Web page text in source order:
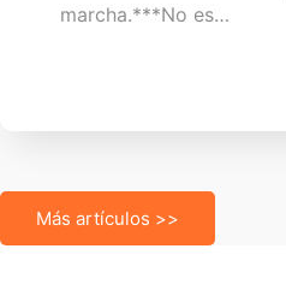
marcha.***No es…
Más artículos >>